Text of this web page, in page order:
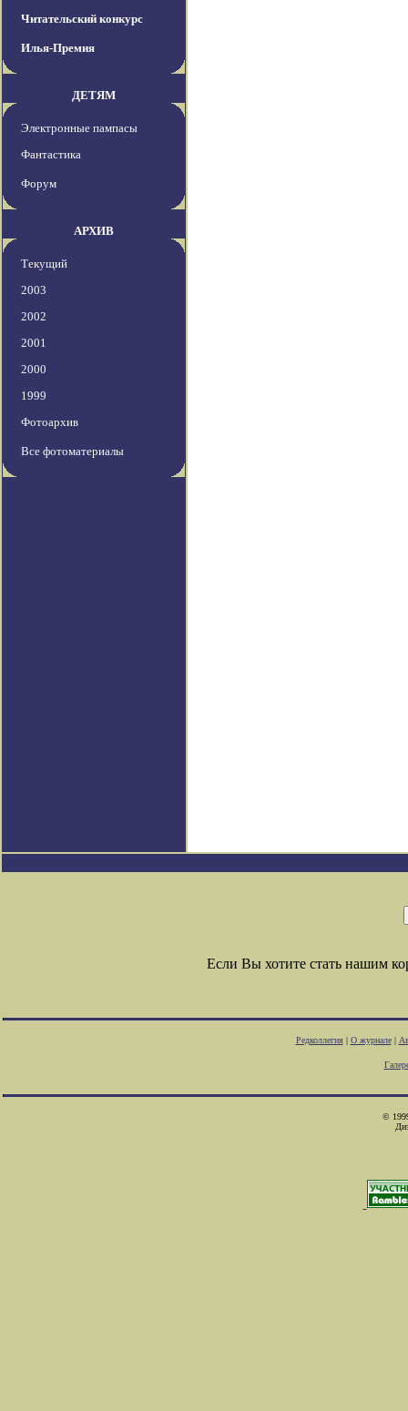
Читательский конкурс
Илья-Премия
ДЕТЯМ
Электронные пампасы
Фантастика
Форум
АРХИВ
Текущий
2003
2002
2001
2000
1999
Фотоархив
Все фотоматериалы
Если Вы хотите стать нашим
Редколлегия| О журнале|
©